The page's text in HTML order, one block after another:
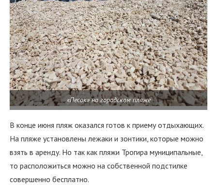
«Песок» на городском пляже
В конце июня пляж оказался готов к приему отдыхающих.
На пляже установлены лежаки и зонтики, которые можно
взять в аренду. Но так как пляжи Трогира муниципальные,
то расположиться можно на собственной подстилке
совершенно бесплатно.